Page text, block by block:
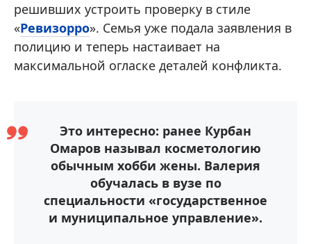
решивших устроить проверку в стиле
«Ревизорро». Семья уже подала заявления в
полицию и теперь настаивает на
максимальной огласке деталей конфликта.
Это интересно: ранее Курбан
Омаров называл косметологию
обычным хобби жены. Валерия
обучалась в вузе по
специальности «государственное
и муниципальное управление».